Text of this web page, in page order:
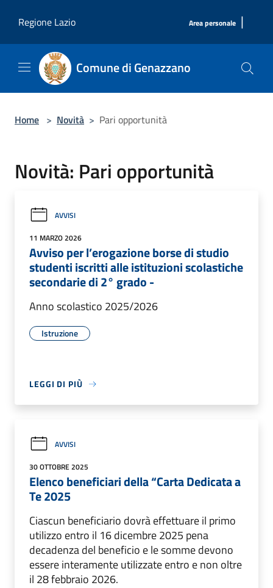
Regione Lazio
Area personale |
Comune di Genazzano
Home > Novità > Pari opportunità
Novità: Pari opportunità
AVVISI
11 MARZO 2026
Avviso per l’erogazione borse di studio
studenti iscritti alle istituzioni scolastiche
secondarie di 2° grado -
Anno scolastico 2025/2026
Istruzione
LEGGI DI PIÙ
AVVISI
30 OTTOBRE 2025
Elenco beneficiari della “Carta Dedicata a
Te 2025
Ciascun beneficiario dovrà effettuare il primo
utilizzo entro il 16 dicembre 2025 pena
decadenza del beneficio e le somme devono
essere interamente utilizzate entro e non oltre
il 28 febbraio 2026.